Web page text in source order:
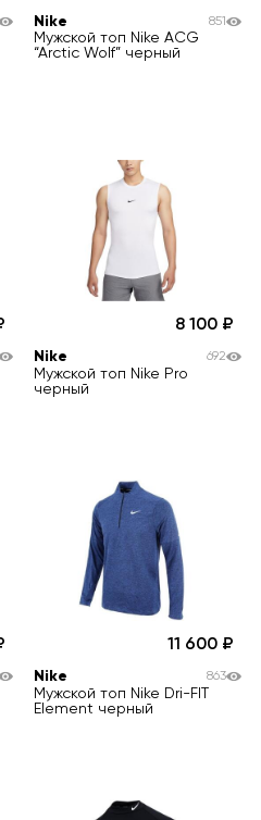
Nike
Мужской топ Nike ACG
“Arctic Wolf” черный
851
8 100
Nike
Мужской топ Nike Pro
черный
692
11 600
Nike
Мужской топ Nike Dri-FIT
Element черный
863